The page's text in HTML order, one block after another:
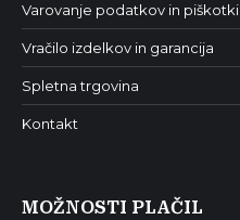
Varovanje podatkov in piškotki
Vračilo izdelkov in garancija
Spletna trgovina
Kontakt
MOŽNOSTI PLAČIL